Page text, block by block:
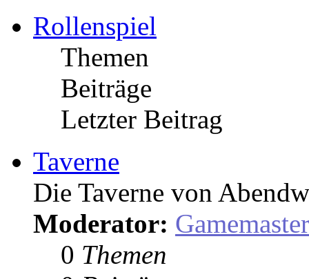
Rollenspiel
Themen
Beiträge
Letzter Beitrag
Taverne
Die Taverne von
Moderator: Gamemaster
0 Themen